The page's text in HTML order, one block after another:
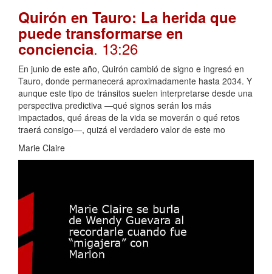
Quirón en Tauro: La herida que
puede transformarse en
conciencia. 13:26
En junio de este año, Quirón cambió de signo e ingresó en
Tauro, donde permanecerá aproximadamente hasta 2034. Y
aunque este tipo de tránsitos suelen interpretarse desde una
perspectiva predictiva —qué signos serán los más
impactados, qué áreas de la vida se moverán o qué retos
traerá consigo—, quizá el verdadero valor de este mo
Marie Claire